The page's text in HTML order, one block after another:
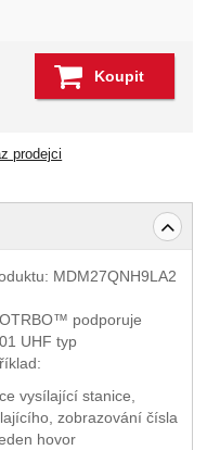
Koupit
prodejci
MDM27QNH9LA2
podporuje
UHF typ
vysílající stanice,
zobrazování čísla
hovor